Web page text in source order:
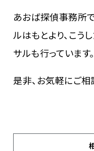
あおば探偵事務所
ルはもとより、こう
サルも行っています。
是非、お気軽にご相